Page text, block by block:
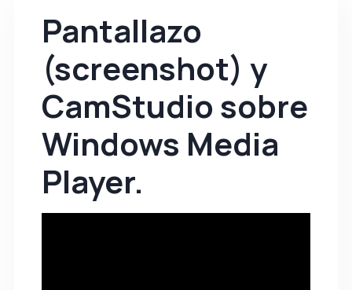
Pantallazo
(screenshot) y
CamStudio sobre
Windows Media
Player.